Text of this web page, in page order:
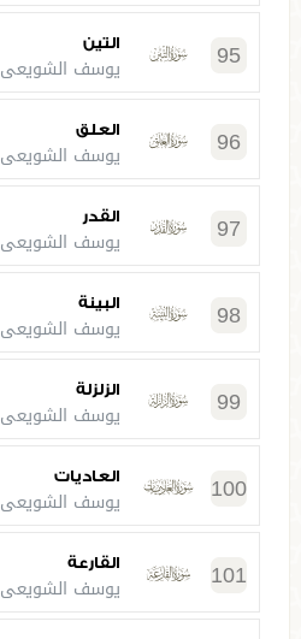
95 التين
يوسف الشويعي
96 العلق
يوسف الشويعي
97 القدر
يوسف الشويعي
98 البينة
يوسف الشويعي
99 الزلزلة
يوسف الشويعي
100 العاديات
يوسف الشويعي
101 القارعة
يوسف الشويعي